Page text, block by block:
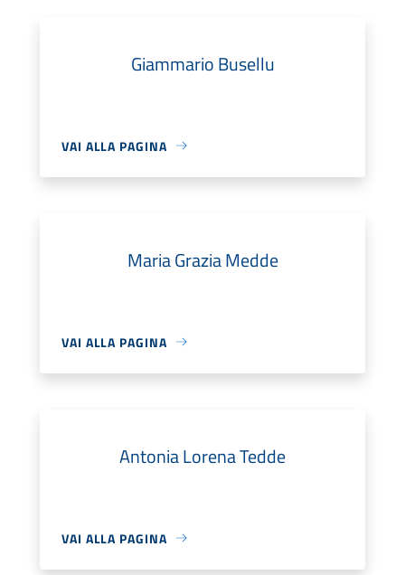
Giammario Busellu
VAI ALLA PAGINA
Maria Grazia Medde
VAI ALLA PAGINA
Antonia Lorena Tedde
VAI ALLA PAGINA